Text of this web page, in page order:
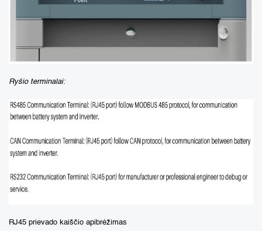
Ryšio terminalai:
RJ45 prievado kaiščio apibrėžimas